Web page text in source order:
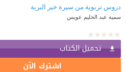
دروس تربوية من سيرة خير البرية
سمية عبد الحليم عويس
تحميل الكتاب
اشترك الآن